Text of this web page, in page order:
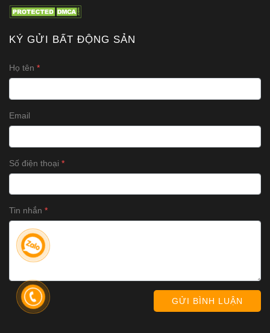
KÝ GỬI BẤT ĐỘNG SẢN
Họ tên
Email
Số điện thoại
Tin nhắn
GỬI BÌNH LUẬN